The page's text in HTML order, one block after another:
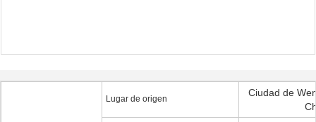
Lugar de origen
Ciudad de